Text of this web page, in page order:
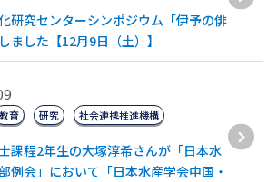
研究センターシンポジウム「伊予の俳
ました【12月9日（土）】
課程2年生の大塚淳希さんが「日本水
例会」において「日本水産学会中国・
教育 研究 社会連携推進機構